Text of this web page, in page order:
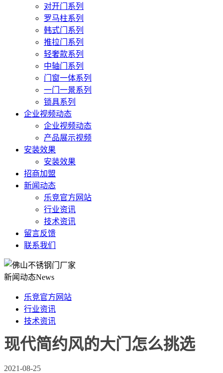
对开门系列
罗马柱系列
韩式门系列
推拉门系列
轻奢款系列
中轴门系列
门窗一体系列
一门一景系列
锁具系列
企业视频动态
企业视频动态
产品展示视频
安装效果
安装效果
招商加盟
新闻动态
乐竞官方网站
行业资讯
技术资讯
留言反馈
联系我们
新闻动态News
乐竞官方网站
行业资讯
技术资讯
现代简约风的大门怎么挑选
2021-08-25